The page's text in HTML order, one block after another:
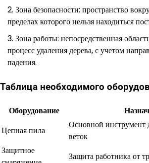
Зона безопасности: пространство
пределах которого нельзя находиться
Зона работы: непосредственная
процесс удаления дерева, с учетом
падения.
Таблица необходимого
Оборудование
Цепная пила
Основной инструмент
веток
Защитное
Защита работника от